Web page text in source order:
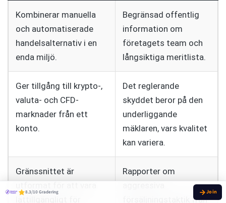
Kombinerar manuella
och automatiserade
handelsalternativ i en
enda miljö.
Begränsad offentlig
information om
företagets team och
långsiktiga meritlista.
Ger tillgång till krypto-,
valuta- och CFD-
marknader från ett
konto.
Det reglerande
skyddet beror på den
underliggande
mäklaren, vars kvalitet
kan variera.
Gränssnittet är
Rapporter om
försäljningstaktik från
8.3/10 Gradering